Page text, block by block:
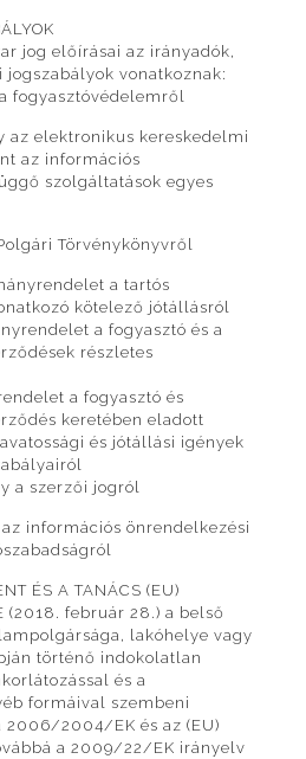
jog előírásai az irányadók,
jogszabályok vonatkoznak:
fogyasztóvédelemről
az elektronikus kereskedelmi
az információs
szolgáltatások egyes
Törvénykönyvről
a tartós
kötelező jótállásról
a fogyasztó és a
részletes
a fogyasztó és
keretében eladott
és jótállási igények
a szerzői jogról
információs önrendelkezési
ÉS A TANÁCS (EU)
(2018. február 28.) a belső
lakóhelye vagy
történő indokolatlan
és a
formáival szembeni
2004/EK és az (EU)
a 2009/22/EK irányelv